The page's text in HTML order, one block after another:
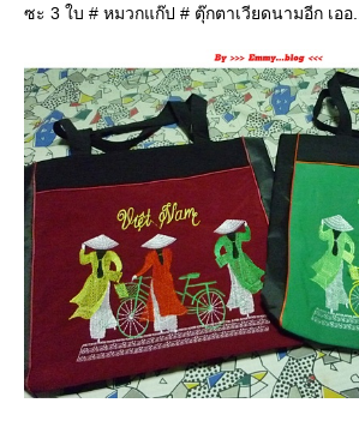
ซะ 3 ใบ # หมวกแก๊ป # ตุ๊กตาเวียดนามอีก เอ